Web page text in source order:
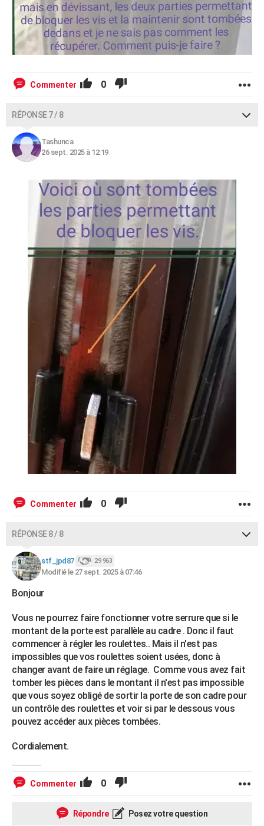
Commenter 0
RÉPONSE 7 / 8
Tashunca
26 sept. 2025 à 12:19
Commenter 0
RÉPONSE 8 / 8
stf_jpd87 29 963
Modifié le 27 sept. 2025 à 07:46
Bonjour
Vous ne pourrez faire fonctionner votre serrure que si le
montant de la porte est parallèle au cadre . Donc il faut
commencer à régler les roulettes.. Mais il n'est pas
impossibles que vos roulettes soient usées, donc à
changer avant de faire un réglage. Comme vous avez fait
tomber les pièces dans le montant il n'est pas impossible
que vous soyez obligé de sortir la porte de son cadre pour
un contrôle des roulettes et voir si par le dessous vous
pouvez accéder aux pièces tombées.
Cordialement.
Commenter 0
Répondre Posez votre question